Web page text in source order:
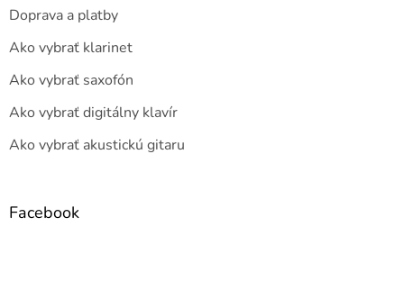
Doprava a platby
Ako vybrať klarinet
Ako vybrať saxofón
Ako vybrať digitálny klavír
Ako vybrať akustickú gitaru
Facebook